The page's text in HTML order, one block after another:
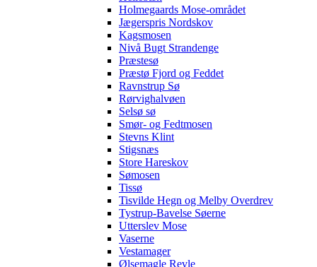
Holmegaards Mose-området
Jægerspris Nordskov
Kagsmosen
Nivå Bugt Strandenge
Præstesø
Præstø Fjord og Feddet
Ravnstrup Sø
Rørvighalvøen
Selsø sø
Smør- og Fedtmosen
Stevns Klint
Stigsnæs
Store Hareskov
Sømosen
Tissø
Tisvilde Hegn og Melby Overdrev
Tystrup-Bavelse Søerne
Utterslev Mose
Vaserne
Vestamager
Ølsemagle Revle